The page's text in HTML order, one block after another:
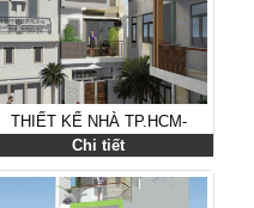
THIẾT KẾ NHÀ TP.HCM-
THIẾT KẾ NHÀ QUẬN THỦ
THIẾT KẾ NHÀ ANH VY
Chi tiết